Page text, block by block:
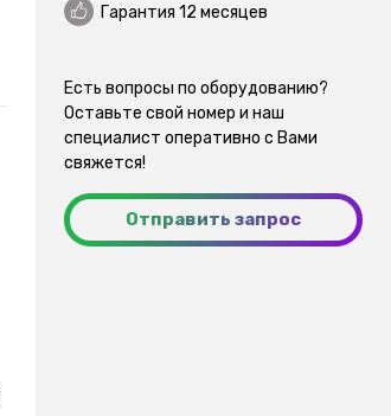
Гарантия 12 месяцев
Есть вопросы по оборудованию?
Оставьте свой номер и наш
специалист оперативно с Вами
свяжется!
Отправить запрос